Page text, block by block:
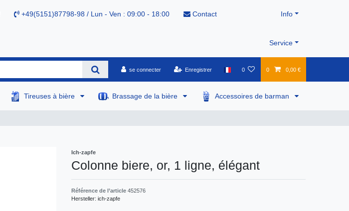
+49(5151)87798-98 / Lun - Ven : 09:00 - 18:00 Contact Info
Service
se connecter Enregistrer 0 0 0,00 €
Tireuses à bière Brassage de la bière Accessoires de barman
Ich-zapfe
Colonne biere, or, 1 ligne, élégant
Référence de l’article 452576
Hersteller: ich-zapfe